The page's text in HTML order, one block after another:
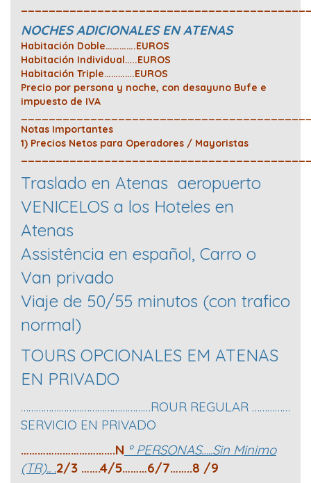
NOCHES ADICIONALES EN ATENAS
Habitación Doble………….EUROS
Habitación Individual…..EUROS
Habitación Triple………….EUROS
Precio por persona y noche, con desayuno Bufe e
impuesto de IVA
Notas Importantes
1) Precios Netos para Operadores / Mayoristas
Traslado en Atenas aeropuerto
VENICELOS a los Hoteles en
Atenas
Assistência en español, Carro o
Van privado
Viaje de 50/55 minutos (con trafico
normal)
TOURS OPCIONALES EM ATENAS
EN PRIVADO
……………………………………………ROUR REGULAR ……………
SERVICIO EN PRIVADO
…………………………….N º PERSONAS…..Sin Minimo
(TR).. .2/3 …….4/5………6/7……..8 /9